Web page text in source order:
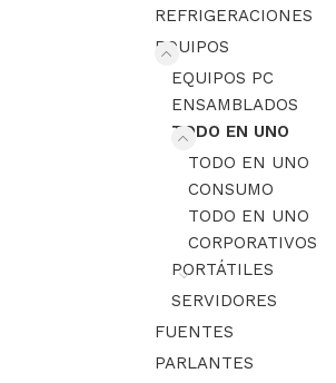
REFRIGERACIONES
EQUIPOS
EQUIPOS PC
ENSAMBLADOS
TODO EN UNO
TODO EN UNO
CONSUMO
TODO EN UNO
CORPORATIVOS
PORTÁTILES
SERVIDORES
FUENTES
PARLANTES